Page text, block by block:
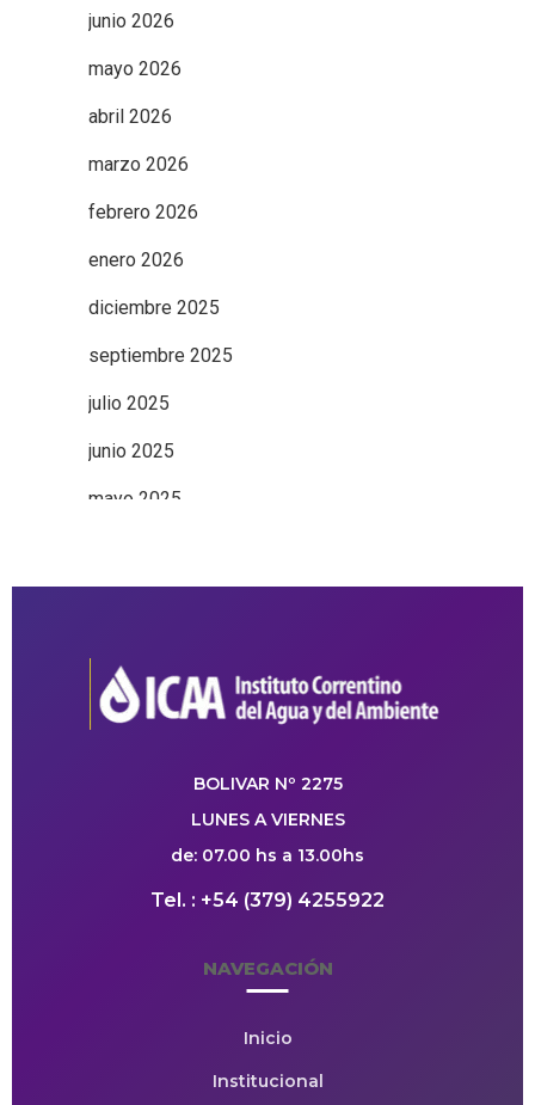
junio 2026
mayo 2026
abril 2026
marzo 2026
febrero 2026
enero 2026
diciembre 2025
septiembre 2025
julio 2025
junio 2025
mayo 2025
BOLIVAR Nº 2275
LUNES A VIERNES
de: 07.00 hs a 13.00hs
Tel. : +54 (379) 4255922
NAVEGACIÓN
Inicio
Institucional